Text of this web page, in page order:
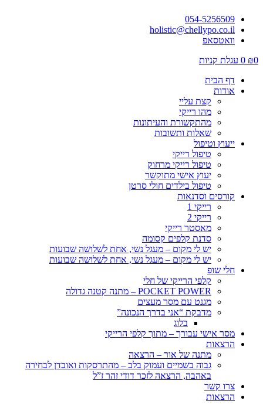
054-5256509
holistic@chellypo.co.il
וואטסאפ
₪0
0 עגלת קניות
דף הבית
אודות
קצת עליי
מהו רייקי
מהתקשורת והעיתונות
שאלות ותשובות
ייעוץ וטיפול
טיפול רייקי
טיפול רייקי מרחוק
יעוץ אישי מתוקשר
טיפול בילדים חולי סרטן
קורסים וסדנאות
רייקי 1
רייקי 2
מאסטר רייקי
סדנת קלפים קסומה
יש לי מקום – מעגל נשי, אחת לשלושה שבועות
יש לי מקום – מעגל נשי, אחת לשלושה שבועות
חלי שופ
קלפי הרייקי של חלי
POCKET POWER – מתנה קטנה גדולה
מגנט עם מסר מעצים
מדבקת “אני בדרך הנכונה”
בלוג
מסר אישי עבורך – מתוך קלפי הרייקי
הרצאות
מתנה של אור – הרצאה
גבוה בשמיים ועמוק בלב – מהתרסקות ואובדן לבחירה
באהבה, הרצאה לזכר דודי זהר ז”ל
צרו קשר
הרצאות